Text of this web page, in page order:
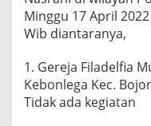
Minggu 17 April
Wib diantaranya,
1. Gereja Filadelfia
Kebonlega Kec.
Tidak ada kegiatan